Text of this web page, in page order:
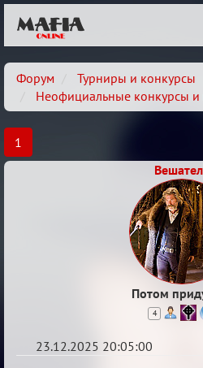
Форум
Турниры и конкурсы
Неофициальные конкурсы и
1
Потом
4
23.12.2025 20:05:00